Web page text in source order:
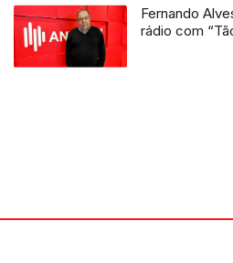
Fernando
rádio com